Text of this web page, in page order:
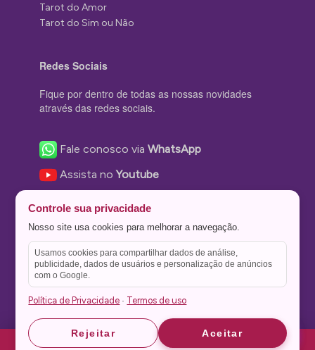
Tarot do Amor
Tarot do Sim ou Não
Redes Sociais
Fique por dentro de todas as nossas novidades
através das redes sociais.
Fale conosco viaWhatsApp
Assista noYoutube
Nos siga no Instagram
Nos siga noTwitter
Salve no
Controle sua privacidade
Nosso site usa cookies para melhorar a navegação.
Usamos cookies para compartilhar dados de análise,
publicidade, dados de usuários e personalização de anúncios
com o Google.
Política de Privacidade · Termos de uso
Rejeitar Aceitar